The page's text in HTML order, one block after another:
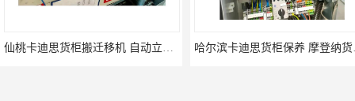
仙桃卡迪思货柜搬迁移机 自动立体仓储货柜回收 哈